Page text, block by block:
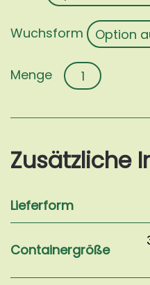
Wuchsform
Acer
palmatum
Menge
Zusätzliche
Lieferform
Containergröße